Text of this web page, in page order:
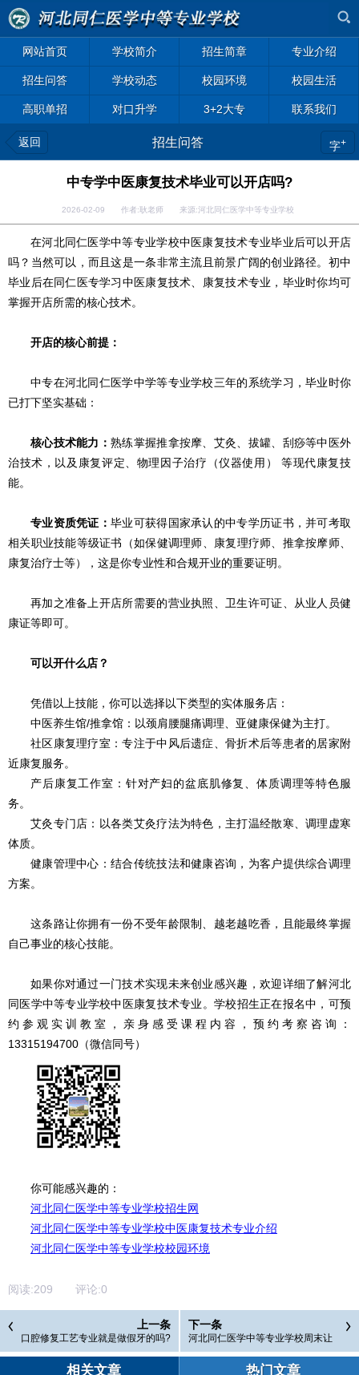
网站首页 学校简介 招生简章 专业介绍
招生问答 学校动态 校园环境 校园生活
高职单招 对口升学 3+2大专 联系我们
返回 招生问答 字+
中专学中医康复技术毕业可以开店吗?
2026-02-09 作者:耿老师 来源:河北同仁医学中等专业学校
在河北同仁医学中等专业学校中医康复技术专业毕业后可以开店
吗？当然可以，而且这是一条非常主流且前景广阔的创业路径。初中
毕业后在同仁医专学习中医康复技术、康复技术专业，毕业时你均可
掌握开店所需的核心技术。
开店的核心前提：
中专在河北同仁医学中学等专业学校三年的系统学习，毕业时你
已打下坚实基础：
核心技术能力：熟练掌握推拿按摩、艾灸、拔罐、刮痧等中医外
治技术，以及康复评定、物理因子治疗（仪器使用） 等现代康复技
能。
专业资质凭证：毕业可获得国家承认的中专学历证书，并可考取
相关职业技能等级证书（如保健调理师、康复理疗师、推拿按摩师、
康复治疗士等），这是你专业性和合规开业的重要证明。
再加之准备上开店所需要的营业执照、卫生许可证、从业人员健
康证等即可。
可以开什么店？
凭借以上技能，你可以选择以下类型的实体服务店：
中医养生馆/推拿馆：以颈肩腰腿痛调理、亚健康保健为主打。
社区康复理疗室：专注于中风后遗症、骨折术后等患者的居家附
近康复服务。
产后康复工作室：针对产妇的盆底肌修复、体质调理等特色服
务。
艾灸专门店：以各类艾灸疗法为特色，主打温经散寒、调理虚寒
体质。
健康管理中心：结合传统技法和健康咨询，为客户提供综合调理
方案。
这条路让你拥有一份不受年龄限制、越老越吃香，且能最终掌握
自己事业的核心技能。
如果你对通过一门技术实现未来创业感兴趣，欢迎详细了解河北
同医学中等专业学校中医康复技术专业。学校招生正在报名中，可预
约参观实训教室，亲身感受课程内容，预约考察咨询：
13315194700（微信同号）
你可能感兴趣的：
河北同仁医学中等专业学校招生网
河北同仁医学中等专业学校中医康复技术专业介绍
河北同仁医学中等专业学校校园环境
阅读:209 评论:0
上一条
口腔修复工艺专业就是做假牙的吗?
下一条
河北同仁医学中等专业学校周末让
出校门吗?
相关文章 热门文章